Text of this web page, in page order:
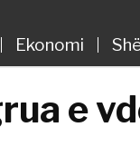
Ekonomi
e